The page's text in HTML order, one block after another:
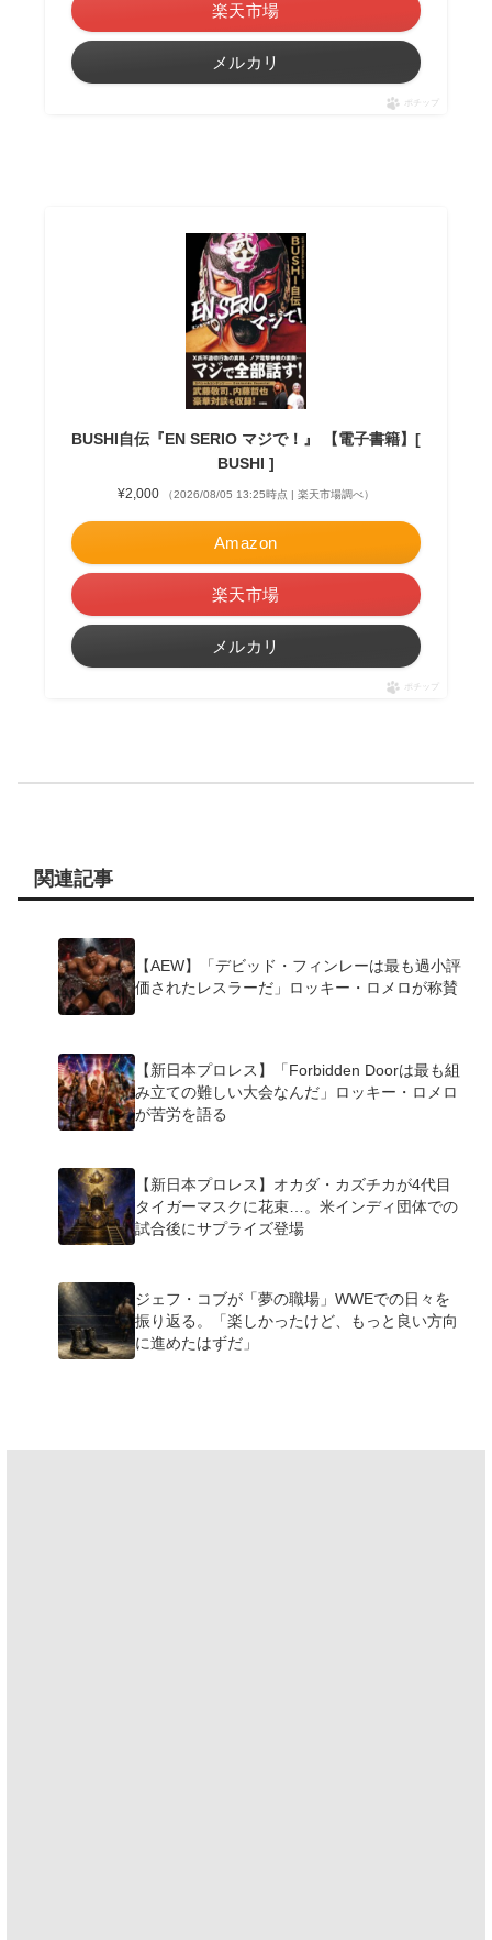
楽天市場
メルカリ
ポチップ
BUSHI自伝『EN SERIO マジで！』 【電子書籍】[
BUSHI ]
¥2,000 （2026/08/05 13:25時点 | 楽天市場調べ）
Amazon
楽天市場
メルカリ
ポチップ
関連記事
【AEW】「デビッド・フィンレーは最も過小評
価されたレスラーだ」ロッキー・ロメロが称賛
【新日本プロレス】「Forbidden Doorは最も組
み立ての難しい大会なんだ」ロッキー・ロメロ
が苦労を語る
【新日本プロレス】オカダ・カズチカが4代目
タイガーマスクに花束…。米インディ団体での
試合後にサプライズ登場
ジェフ・コブが「夢の職場」WWEでの日々を
振り返る。「楽しかったけど、もっと良い方向
に進めたはずだ」